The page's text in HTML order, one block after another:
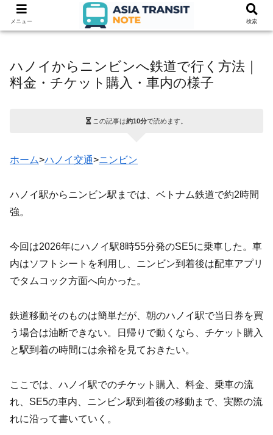
ハノイからニンビンへ鉄道で行く方法｜
料金・チケット購入・車内の様子
この記事は約10分で読めます。
ホーム>ハノイ交通>ニンビン
ハノイ駅からニンビン駅までは、ベトナム鉄道で約2時間
強。
今回は2026年にハノイ駅8時55分発のSE5に乗車した。車
内はソフトシートを利用し、ニンビン到着後は配車アプリ
でタムコック方面へ向かった。
鉄道移動そのものは簡単だが、朝のハノイ駅で当日券を買
う場合は油断できない。日帰りで動くなら、チケット購入
と駅到着の時間には余裕を見ておきたい。
ここでは、ハノイ駅でのチケット購入、料金、乗車の流
れ、SE5の車内、ニンビン駅到着後の移動まで、実際の流
れに沿って書いていく。
メニュー 検索